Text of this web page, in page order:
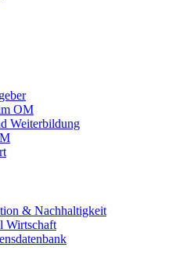
OM
Weiterbildung
& Nachhaltigkeit
Wirtschaft